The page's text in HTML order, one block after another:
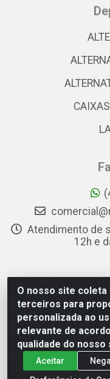
O nosso site
terceiros para
personalizada ao
relevante de
qualidade do nosso
Aceitar
Atendimento de
12h e
MBS PEÇAS
SOUZA, 78 - PQ
BERTE,